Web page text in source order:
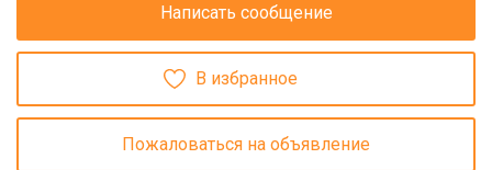
Написать сообщение
В избранное
Пожаловаться на объявление